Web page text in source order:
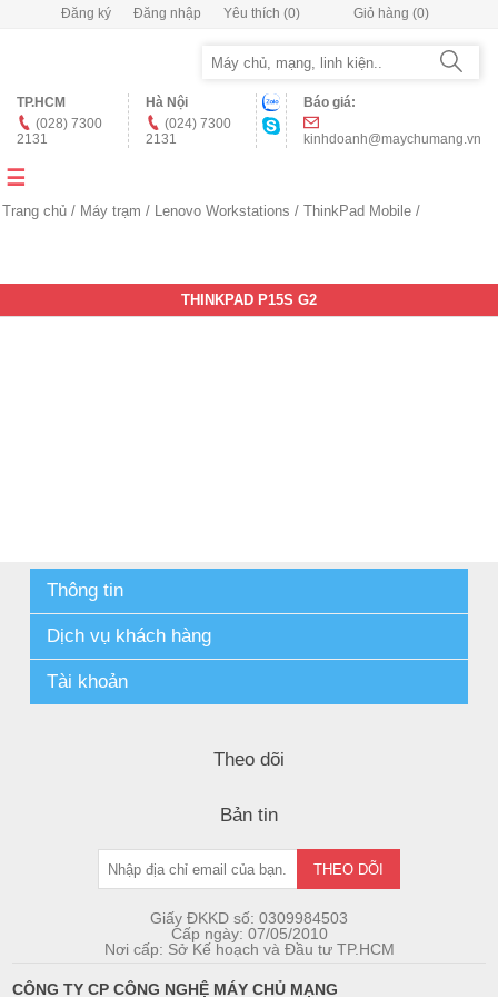
Đăng ký Đăng nhập Yêu thích (0) Giỏ hàng (0)
TP.HCM
(028) 7300
2131
Hà Nội
(024) 7300
2131
Báo giá:
kinhdoanh@maychumang.vn
Trang chủ / Máy trạm / Lenovo Workstations / ThinkPad Mobile /
THINKPAD P15S G2
Thông tin
Dịch vụ khách hàng
Tài khoản
Theo dõi
Bản tin
Giấy ĐKKD số: 0309984503
Cấp ngày: 07/05/2010
Nơi cấp: Sở Kế hoạch và Đầu tư TP.HCM
CÔNG TY CP CÔNG NGHỆ MÁY CHỦ MẠNG